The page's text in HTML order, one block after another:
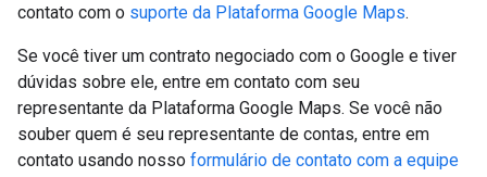
contato com o suporte da Plataforma Google Maps.
Se você tiver um contrato negociado com o Google e tiver
dúvidas sobre ele, entre em contato com seu
representante da Plataforma Google Maps. Se você não
souber quem é seu representante de contas, entre em
contato usando nosso formulário de contato com a equipe